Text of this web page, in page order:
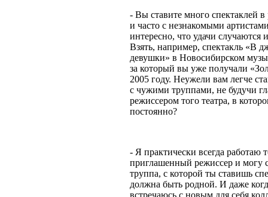
- Вы ставите много спектаклей в
и часто с незнакомыми
интересно, что удачи случаются
Взять, например, спектакль «В
девушки» в Новосибирском
за который вы уже получали
2005 году. Неужели вам легче
с чужими труппами, не будучи
режиссером того театра, в
постоянно?
- Я практически всегда работаю
приглашенный режиссер и могу
труппа, с которой ты ставишь
должна быть родной. И даже
встречаюсь с новым для себя